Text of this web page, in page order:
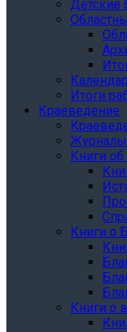
Детские
Итоги
Краеведение
Журналы
Книги
Книги о
Книги о